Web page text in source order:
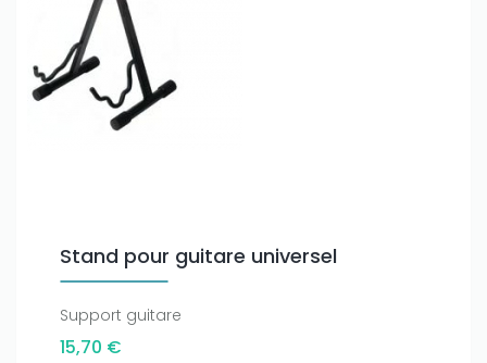
Stand pour guitare universel
Support guitare
15,70 €